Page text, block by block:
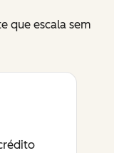
que escala sem